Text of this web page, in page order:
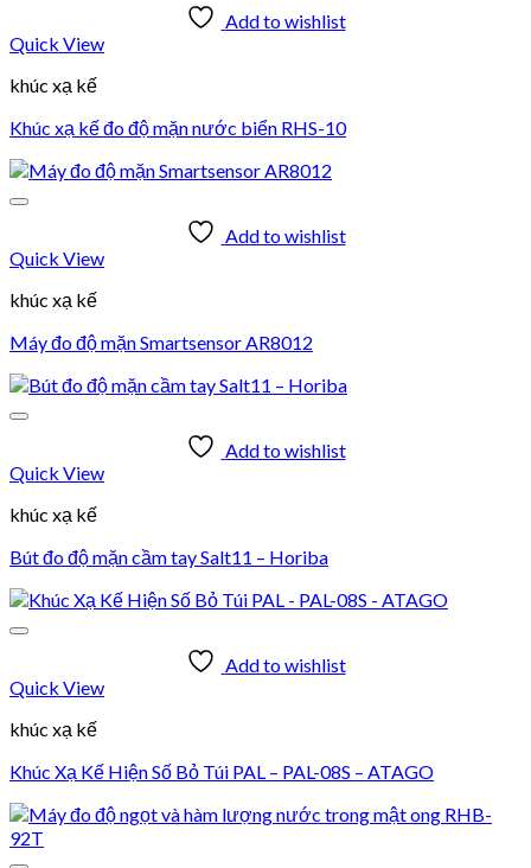
Add to wishlist
Quick View
khúc xạ kế
Khúc xạ kế đo độ mặn nước biển RHS-10
Add to wishlist
Quick View
khúc xạ kế
Máy đo độ mặn Smartsensor AR8012
Add to wishlist
Quick View
khúc xạ kế
Bút đo độ mặn cầm tay Salt11 – Horiba
Add to wishlist
Quick View
khúc xạ kế
Khúc Xạ Kế Hiện Số Bỏ Túi PAL – PAL-08S – ATAGO